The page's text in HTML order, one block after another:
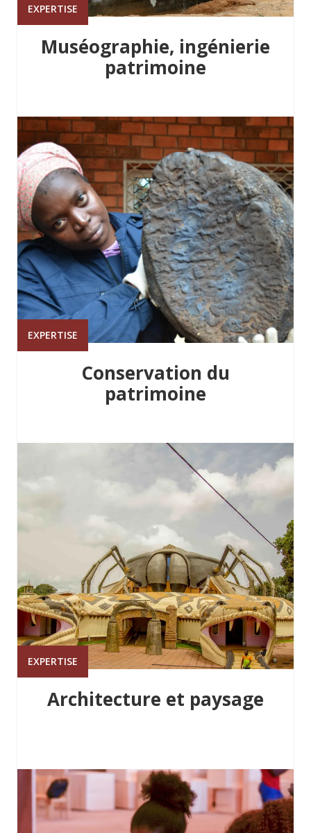
EXPERTISE
Muséographie, ingénierie
patrimoine
EXPERTISE
Conservation du
patrimoine
EXPERTISE
Architecture et paysage